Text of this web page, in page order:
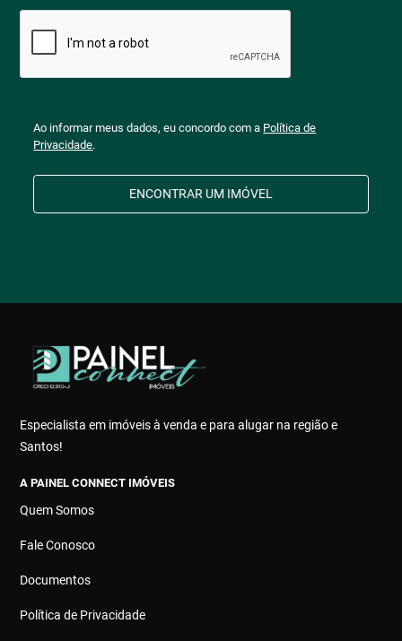
Ao informar meus dados, eu concordo com a Política de
Privacidade.
ENCONTRAR UM IMÓVEL
Especialista em imóveis à venda e para alugar na região e
Santos!
A PAINEL CONNECT IMÓVEIS
Quem Somos
Fale Conosco
Documentos
Política de Privacidade